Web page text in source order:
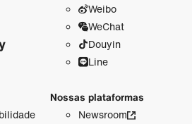
Weibo
WeChat
Douyin
Line
Nossas plataformas
Newsroom